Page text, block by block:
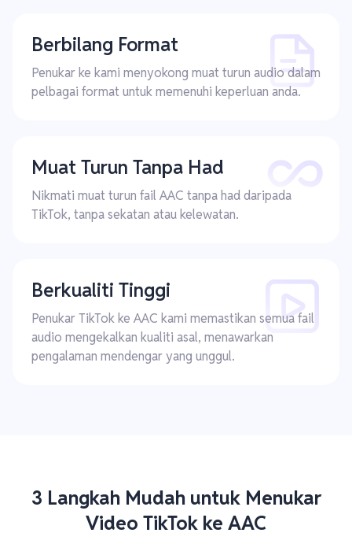
Berbilang Format
Penukar ke kami menyokong muat turun audio dalam
pelbagai format untuk memenuhi keperluan anda.
Muat Turun Tanpa Had
Nikmati muat turun fail AAC tanpa had daripada
TikTok, tanpa sekatan atau kelewatan.
Berkualiti Tinggi
Penukar TikTok ke AAC kami memastikan semua fail
audio mengekalkan kualiti asal, menawarkan
pengalaman mendengar yang unggul.
3 Langkah Mudah untuk Menukar
Video TikTok ke AAC